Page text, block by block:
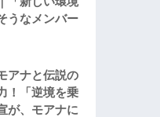
うなメンバー
アナと伝説の
！「逆境を乗
が、モアナに